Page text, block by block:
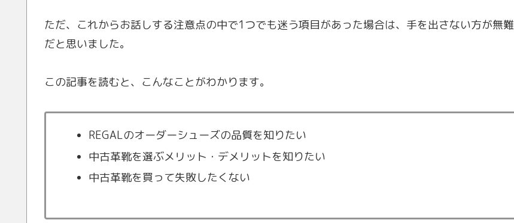
ただ、これからお話しする注意点の中で1つでも迷う項目があった場合は、手を出さない方が無難
だと思いました。
この記事を読むと、こんなことがわかります。
REGALのオーダーシューズの品質を知りたい
中古革靴を選ぶメリット・デメリットを知りたい
中古革靴を買って失敗したくない